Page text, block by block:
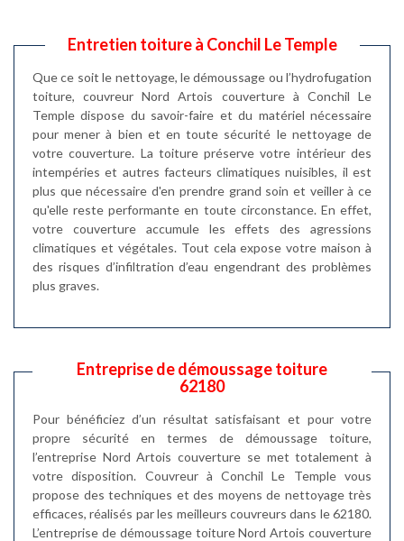
Entretien toiture à Conchil Le Temple
Que ce soit le nettoyage, le démoussage ou l’hydrofugation
toiture, couvreur Nord Artois couverture à Conchil Le
Temple dispose du savoir-faire et du matériel nécessaire
pour mener à bien et en toute sécurité le nettoyage de
votre couverture. La toiture préserve votre intérieur des
intempéries et autres facteurs climatiques nuisibles, il est
plus que nécessaire d'en prendre grand soin et veiller à ce
qu'elle reste performante en toute circonstance. En effet,
votre couverture accumule les effets des agressions
climatiques et végétales. Tout cela expose votre maison à
des risques d’infiltration d’eau engendrant des problèmes
plus graves.
Entreprise de démoussage toiture
62180
Pour bénéficiez d’un résultat satisfaisant et pour votre
propre sécurité en termes de démoussage toiture,
l’entreprise Nord Artois couverture se met totalement à
votre disposition. Couvreur à Conchil Le Temple vous
propose des techniques et des moyens de nettoyage très
efficaces, réalisés par les meilleurs couvreurs dans le 62180.
L’entreprise de démoussage toiture Nord Artois couverture